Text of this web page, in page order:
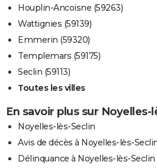
Houplin-Ancoisne (59263)
Wattignies (59139)
Emmerin (59320)
Templemars (59175)
Seclin (59113)
Toutes les villes
En savoir plus sur Noyelles-
Noyelles-lès-Seclin
Avis de décès à Noyelles-lès-
Délinquance à Noyelles-lès-Seclin